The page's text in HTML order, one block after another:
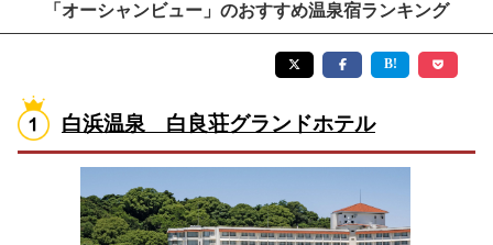
「オーシャンビュー」のおすすめ温泉宿ランキング
白浜温泉 白良荘グランドホテル